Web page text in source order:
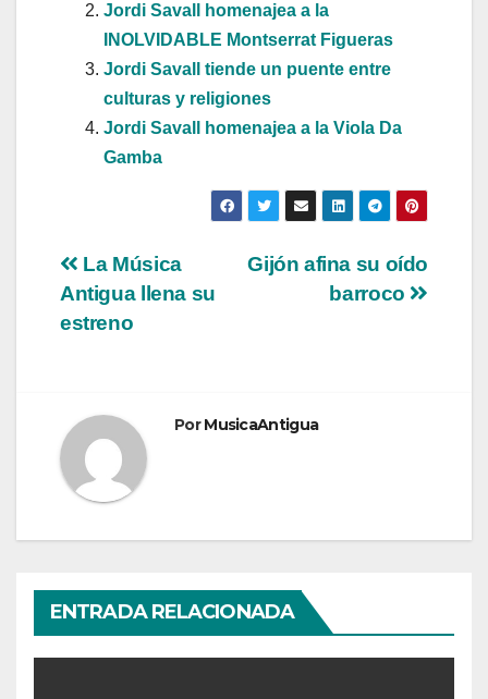
Jordi Savall homenajea a la
INOLVIDABLE Montserrat Figueras
Jordi Savall tiende un puente entre
culturas y religiones
Jordi Savall homenajea a la Viola Da
Gamba
Navegación
de
Gijón afina su oído
barroco
La Música
Antigua llena su
estreno
PorMusicaAntigua
ENTRADA RELACIONADA